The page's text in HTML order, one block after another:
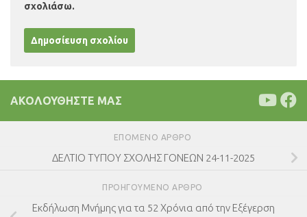
σχολιάσω.
ΑΚΟΛΟΥΘΉΣΤΕ ΜΑΣ
ΕΠΌΜΕΝΟ ΆΡΘΡΟ
ΔΕΛΤΙΟ ΤΥΠΟΥ ΣΧΟΛΗΣ ΓΟΝΕΩΝ 24-11-2025
ΠΡΟΗΓΟΎΜΕΝΟ ΆΡΘΡΟ
Εκδήλωση Μνήμης για τα 52 Χρόνια από την Εξέγερση